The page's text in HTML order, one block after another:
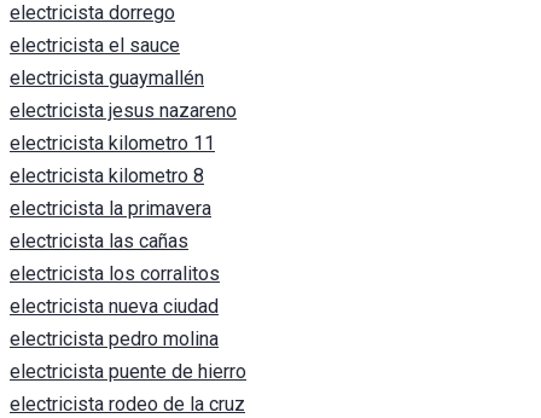
electricista dorrego
electricista el sauce
electricista guaymallén
electricista jesus nazareno
electricista kilometro 11
electricista kilometro 8
electricista la primavera
electricista las cañas
electricista los corralitos
electricista nueva ciudad
electricista pedro molina
electricista puente de hierro
electricista rodeo de la cruz